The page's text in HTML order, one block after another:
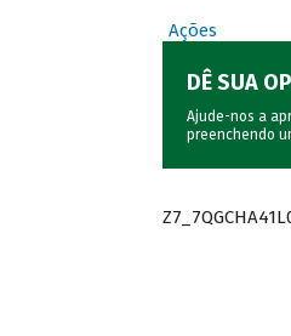
Ações
DÊ SUA
Ajude-nos a
preenchendo